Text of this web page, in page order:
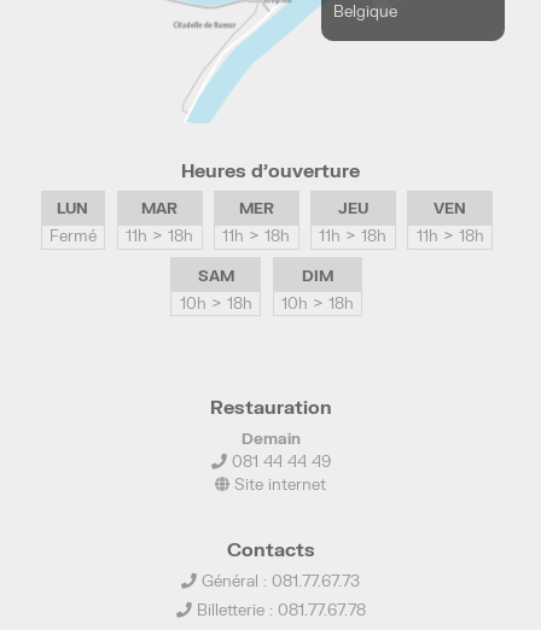
Belgique
Heures d’ouverture
LUN
Fermé
MAR
11h > 18h
MER
11h > 18h
JEU
11h > 18h
VEN
11h > 18h
SAM
10h > 18h
DIM
10h > 18h
Restauration
Demain
081 44 44 49
Site internet
Contacts
Général : 081.77.67.73
Billetterie : 081.77.67.78